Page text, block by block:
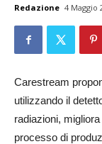
Redazione 4 Maggio
Carestream
utilizzando il
radiazioni,
processo di